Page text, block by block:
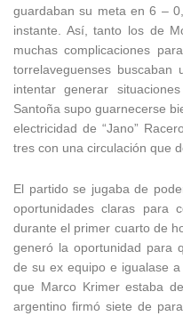
guardaban su meta en 6 –
instante. Así, tanto los de
muchas complicaciones
torrelaveguenses
intentar generar
Santoña supo guarnecerse
electricidad de “Jano”
tres con una circulación que
El partido se jugaba de
oportunidades claras para
durante el primer cuarto de
generó la oportunidad para
de su ex equipo e igualase
que Marco Krimer estaba
argentino firmó siete de